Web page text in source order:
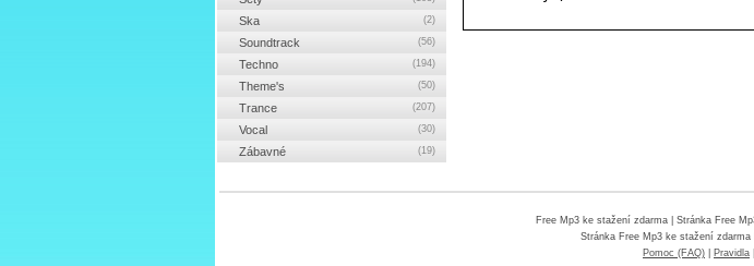
Ska (2)
Soundtrack (56)
Techno (194)
Theme's (50)
Trance (207)
Vocal (30)
Zábavné (19)
Free Mp3 ke stažení zdarma| Stránka Free
Stránka Free Mp3 ke stažení zdarma
Pomoc (FAQ)
Pravidla